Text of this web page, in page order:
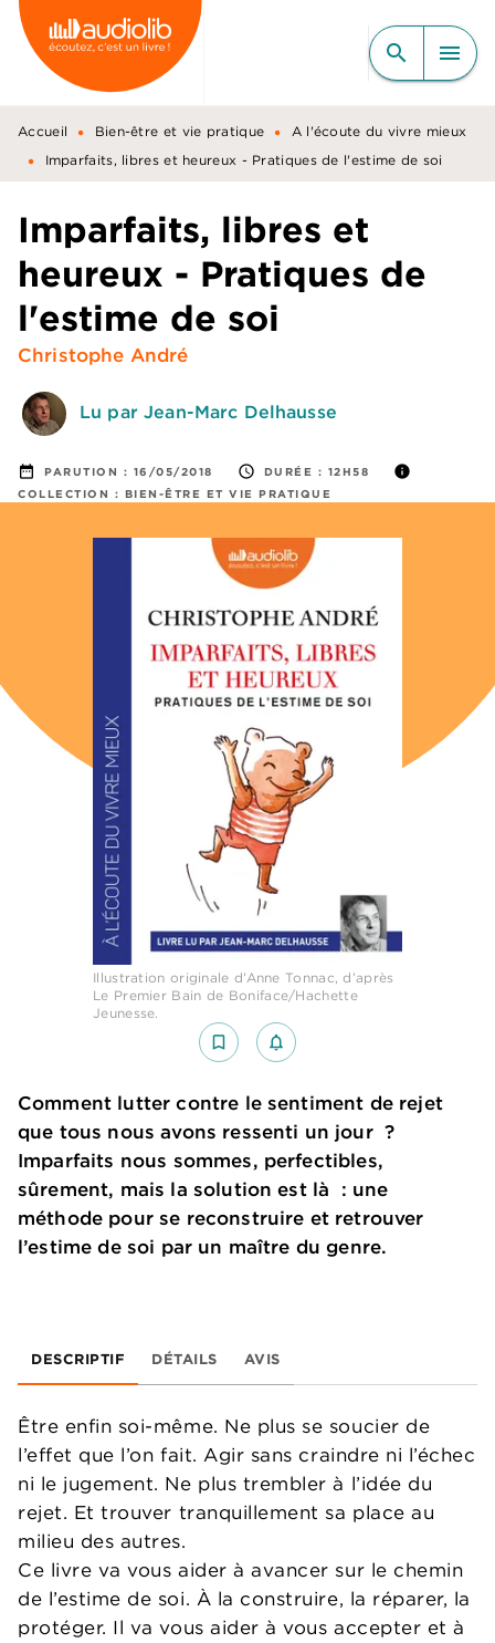
MENU RECHERCHE
CONTENU
PIED DE PAGE
search menu
Accueil • Bien-être et vie pratique • A l'écoute du vivre mieux
• Imparfaits, libres et heureux - Pratiques de l'estime de soi
Imparfaits, libres et
heureux - Pratiques de
l'estime de soi
Christophe André
Lu par Jean-Marc Delhausse
date_range PARUTION : 16/05/2018 access_time DURÉE : 12H58 info
COLLECTION : BIEN-ÊTRE ET VIE PRATIQUE
Illustration originale d’Anne Tonnac, d’après
Le Premier Bain de Boniface/Hachette
Jeunesse.
bookmark_border notifications_none_outlined
Comment lutter contre le sentiment de rejet
que tous nous avons ressenti un jour ?
Imparfaits nous sommes, perfectibles,
sûrement, mais la solution est là : une
méthode pour se reconstruire et retrouver
l’estime de soi par un maître du genre.
DESCRIPTIF DÉTAILS AVIS
Être enfin soi-même. Ne plus se soucier de
l’effet que l’on fait. Agir sans craindre ni l’échec
ni le jugement. Ne plus trembler à l’idée du
rejet. Et trouver tranquillement sa place au
milieu des autres.
Ce livre va vous aider à avancer sur le chemin
de l’estime de soi. À la construire, la réparer, la
protéger. Il va vous aider à vous accepter et à